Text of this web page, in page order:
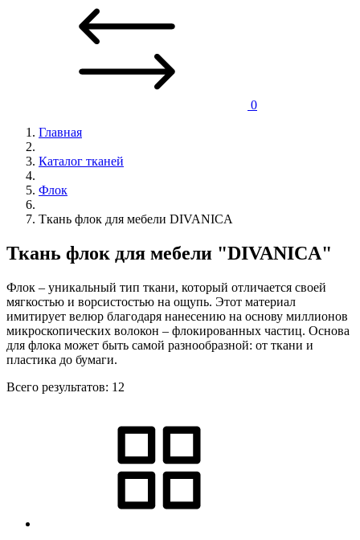
0
Главная
Каталог тканей
Флок
Ткань флок для мебели DIVANICA
Ткань флок для мебели "DIVANICA"
Флок – уникальный тип ткани, который отличается своей
мягкостью и ворсистостью на ощупь. Этот материал
имитирует велюр благодаря нанесению на основу миллионов
микроскопических волокон – флокированных частиц. Основа
для флока может быть самой разнообразной: от ткани и
пластика до бумаги.
Всего результатов: 12